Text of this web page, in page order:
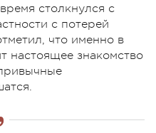
столкнулся с
с потерей
что именно в
настоящее знакомство